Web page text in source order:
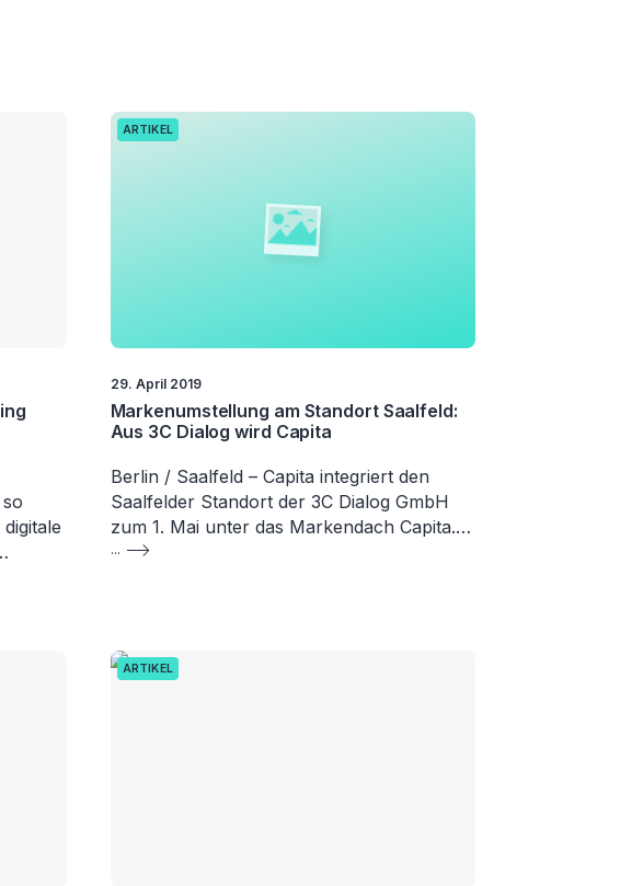
ARTIKEL
29. April 2019
Markenumstellung am Standort Saalfeld:
Aus 3C Dialog wird Capita
Berlin / Saalfeld – Capita integriert den
Saalfelder Standort der 3C Dialog GmbH
zum 1. Mai unter das Markendach Capita.…
...
ARTIKEL